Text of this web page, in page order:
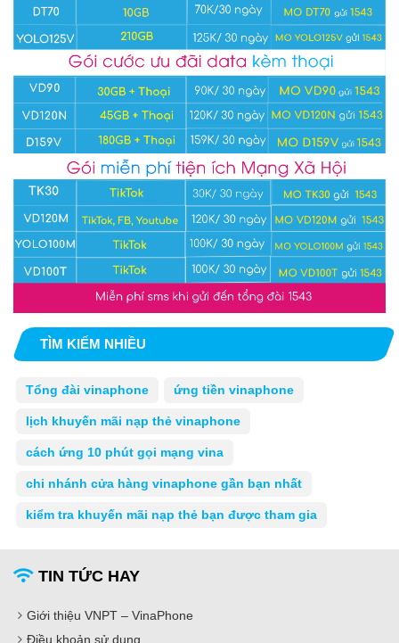
TÌM KIẾM NHIỀU
Tổng đài vinaphone ứng tiền vinaphone
lịch khuyến mãi nạp thẻ vinaphone
cách ứng 10 phút gọi mạng vina
chi nhánh cửa hàng vinaphone gần bạn nhất
kiểm tra khuyến mãi nạp thẻ bạn được tham gia
TIN TỨC HAY
Giới thiệu VNPT – VinaPhone
Điều khoản sử dụng